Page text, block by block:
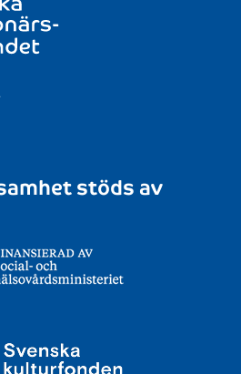
stöds av